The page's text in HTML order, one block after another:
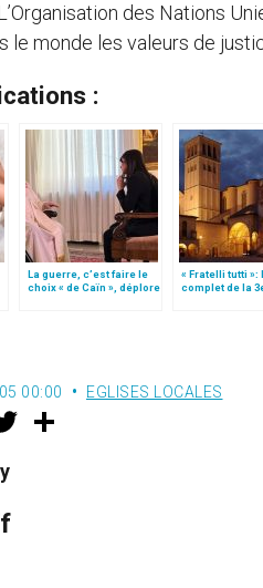
des Nations
le monde les valeurs de
:
La guerre, c’est faire le
choix « de Caïn », déplore
« Fratelli tutti »:
complet de la
00:00 EGLISES LOCALES
w